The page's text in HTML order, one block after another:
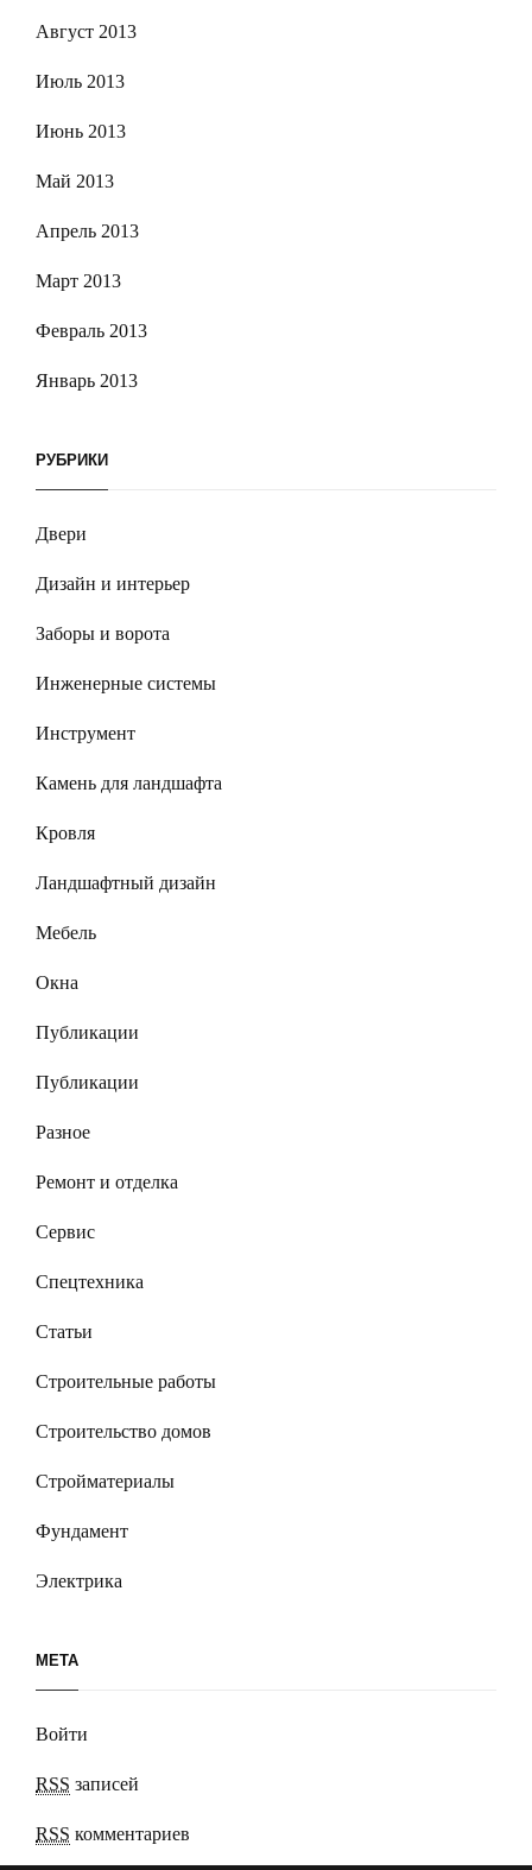
Август 2013
Июль 2013
Июнь 2013
Май 2013
Апрель 2013
Март 2013
Февраль 2013
Январь 2013
РУБРИКИ
Двери
Дизайн и интерьер
Заборы и ворота
Инженерные системы
Инструмент
Камень для ландшафта
Кровля
Ландшафтный дизайн
Мебель
Окна
Публикации
Публикации
Разное
Ремонт и отделка
Сервис
Спецтехника
Статьи
Строительные работы
Строительство домов
Стройматериалы
Фундамент
Электрика
МЕТА
Войти
RSS записей
RSS комментариев